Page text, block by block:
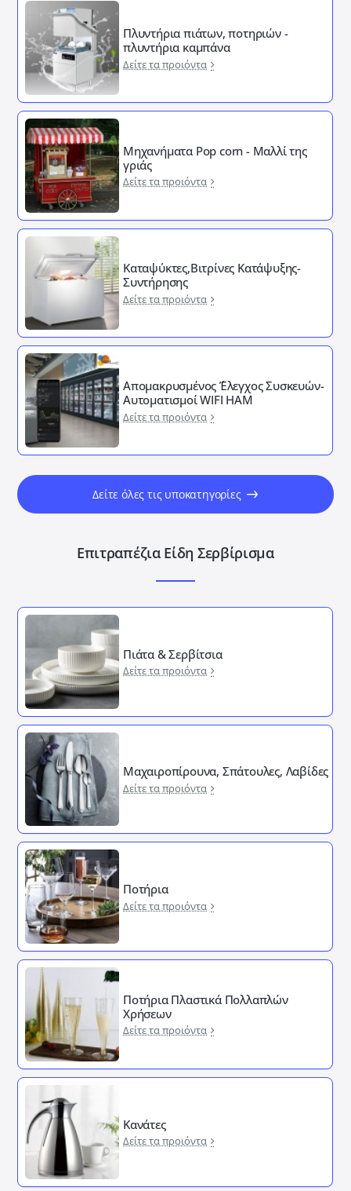
Πλυντήρια πιάτων, ποτηριών -
πλυντήρια καμπάνα
Δείτε τα προιόντα
Μηχανήματα Pop corn - Μαλλί της
γριάς
Δείτε τα προιόντα
Καταψύκτες,Βιτρίνες Κατάψυξης-
Συντήρησης
Δείτε τα προιόντα
Απομακρυσμένος ΄Έλεγχος Συσκευών-
Αυτοματισμοί WIFI HAM
Δείτε τα προιόντα
Δείτε όλες τις υποκατηγορίες
Επιτραπέζια Είδη Σερβίρισμα
Πιάτα & Σερβίτσια
Δείτε τα προιόντα
Μαχαιροπίρουνα, Σπάτουλες, Λαβίδες
Δείτε τα προιόντα
Ποτήρια
Δείτε τα προιόντα
Ποτήρια Πλαστικά Πολλαπλών
Χρήσεων
Δείτε τα προιόντα
Κανάτες
Δείτε τα προιόντα